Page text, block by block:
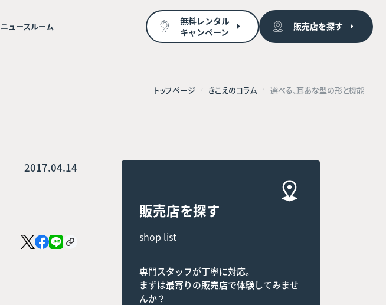
ニュースルーム
無料レンタル
キャンペーン
販売店を探す
トップページ きこえのコラム 選べる、耳あな型の形と機能
2017.04.14
販売店を探す
shop list
専門スタッフが丁寧に対応。
まずは最寄りの販売店で体験してみませ
んか？